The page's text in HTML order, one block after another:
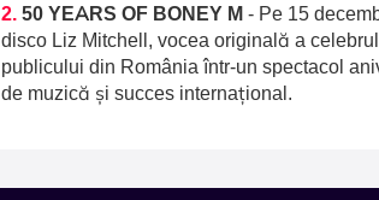
2. 50 YEARS OF BONEY M - Pe 15
disco Liz Mitchell, vocea originală a
publicului din România într-un spectacol
de muzică și succes internațional.